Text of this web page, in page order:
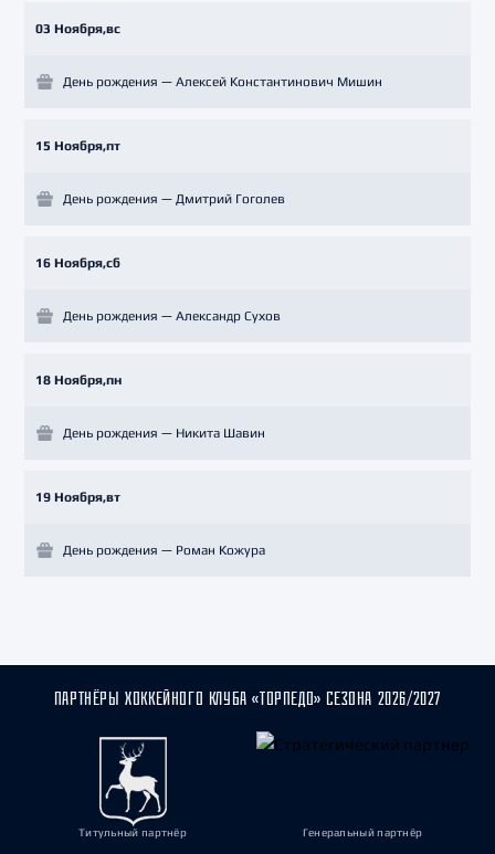
03 Ноября,вс
День рождения — Алексей Константинович Мишин
15 Ноября,пт
День рождения — Дмитрий Гоголев
16 Ноября,сб
День рождения — Александр Сухов
18 Ноября,пн
День рождения — Никита Шавин
19 Ноября,вт
День рождения — Роман Кожура
ПАРТНЁРЫ ХОККЕЙНОГО КЛУБА «ТОРПЕДО» СЕЗОНА 2026/2027
Титульный партнёр Генеральный партнёр